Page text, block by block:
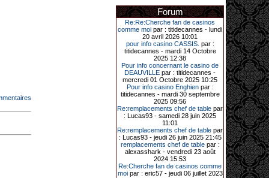
une machine à sous pour une mise
initiale de 5,28 €. Puis quelques
jours plus tard, le vendredi 27 mars,
un joueur a décroché 12 086 euros
sur une autre machine à sous.
Enfin, troisième et dernier jackpot,
record cette fois-ci, le samedi 28
mars dernier. Quelque 111 322
euros ont été remportés sur la table
d’Ultimate Texas Hold’em Poker,
grâce à une mise de 5 euros sur la
case bonus et une quinte flush
royale. Ces gains ont été annoncés
dans un communiqué diffusé par le
casino ce lundi 30 mars en soirée.
11-01-2026|
Dimanche 11 janvier, en soirée, une
cliente retraitée de 78 ans, habitant
Trémuson, a eu l’énorme surprise
Forum
Re:Re:Cherche fan de casinos
comme moi par : titidecannes - lundi
20 avril 2026 10:01
pour info casino CASSIS. par :
titidecannes - mardi 14 Octobre
2025 12:38
Pour info concernant le casino de
DEAUVILLE par : titidecannes -
mercredi 01 Octobre 2025 10:25
Pour info casino Enghienpar :
titidecannes - mardi 30 septembre
2025 09:56
Re:remplacements chef de table par
: Lucas93 - samedi 28 juin 2025
11:01
Re:remplacements chef de table par
: Lucas93 - jeudi 26 juin 2025 21:45
remplacements chef de tablepar :
alexasshark - vendredi 23 août
2024 15:53
Re:Cherche fan de casinos comme
moipar : eric57 - jeudi 06 juillet 2023